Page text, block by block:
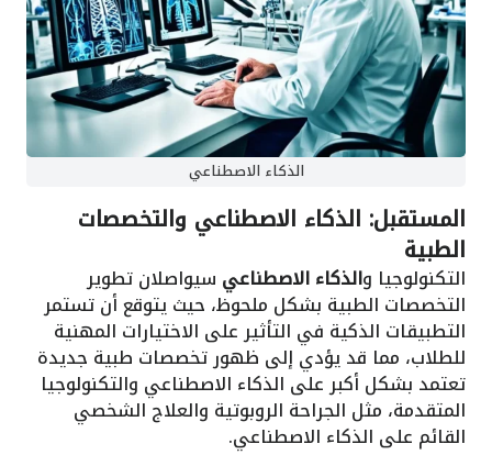
الذكاء الاصطناعي
المستقبل: الذكاء الاصطناعي والتخصصات
الطبية
التكنولوجيا والذكاء الاصطناعي سيواصلان تطوير
التخصصات الطبية بشكل ملحوظ، حيث يتوقع أن تستمر
التطبيقات الذكية في التأثير على الاختيارات المهنية
للطلاب، مما قد يؤدي إلى ظهور تخصصات طبية جديدة
تعتمد بشكل أكبر على الذكاء الاصطناعي والتكنولوجيا
المتقدمة، مثل الجراحة الروبوتية والعلاج الشخصي
القائم على الذكاء الاصطناعي.